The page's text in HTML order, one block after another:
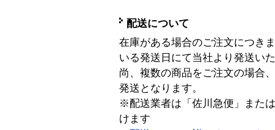
配送について
在庫がある場合のご注文につき
いる発送日にて当社より発送い
尚、複数の商品をご注文の場合
発送となります。
※配送業者は「佐川急便」また
けます